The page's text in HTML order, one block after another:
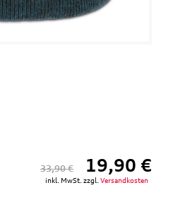
33,90 € 19,90 €
inkl. MwSt. zzgl. Versandkosten